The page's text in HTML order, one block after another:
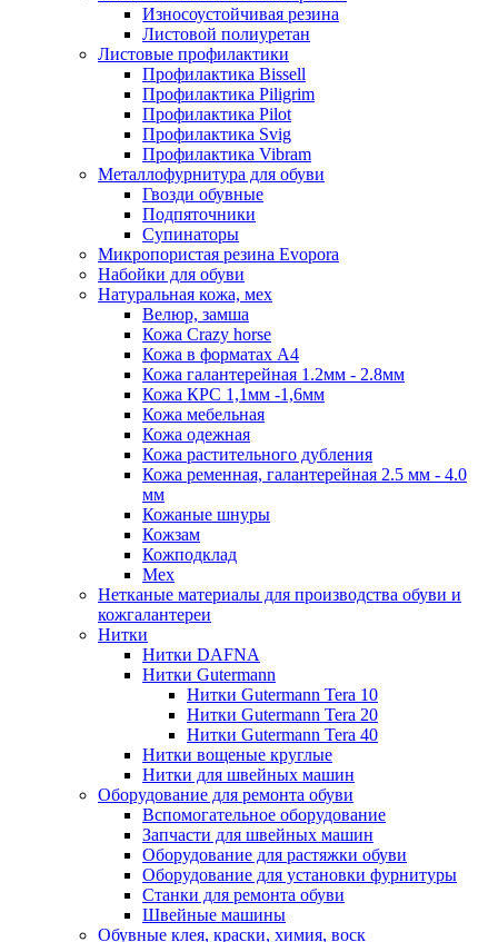
Износоустойчивая резина
Листовой полиуретан
Листовые профилактики
Профилактика Bissell
Профилактика Piligrim
Профилактика Pilot
Профилактика Svig
Профилактика Vibram
Металлофурнитура для обуви
Гвозди обувные
Подпяточники
Супинаторы
Микропористая резина Evopora
Набойки для обуви
Натуральная кожа, мех
Велюр, замша
Кожа Crazy horse
Кожа в форматах А4
Кожа галантерейная 1.2мм - 2.8мм
Кожа КРС 1,1мм -1,6мм
Кожа мебельная
Кожа одежная
Кожа растительного дубления
Кожа ременная, галантерейная 2.5 мм - 4.0
мм
Кожаные шнуры
Кожзам
Кожподклад
Мех
Нетканые материалы для производства обуви и
кожгалантереи
Нитки
Нитки DAFNA
Нитки Gutermann
Нитки Gutermann Tera 10
Нитки Gutermann Tera 20
Нитки Gutermann Tera 40
Нитки вощеные круглые
Нитки для швейных машин
Оборудование для ремонта обуви
Вспомогательное оборудование
Запчасти для швейных машин
Оборудование для растяжки обуви
Оборудование для установки фурнитуры
Станки для ремонта обуви
Швейные машины
Обувные клея, краски, химия, воск